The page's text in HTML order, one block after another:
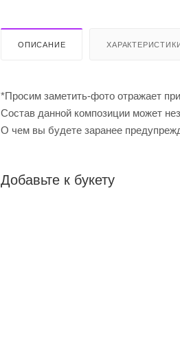
ОПИСАНИЕ
*Просим заметить-фото отражает
Cостав данной композиции может
О чем вы будете заранее
Добавьте к букету